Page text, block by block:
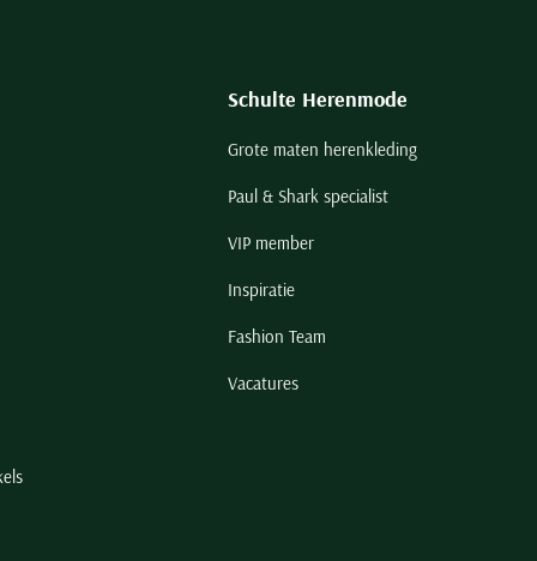
Schulte Herenmode
Grote maten herenkleding
Paul & Shark specialist
VIP member
Inspiratie
Fashion Team
Vacatures